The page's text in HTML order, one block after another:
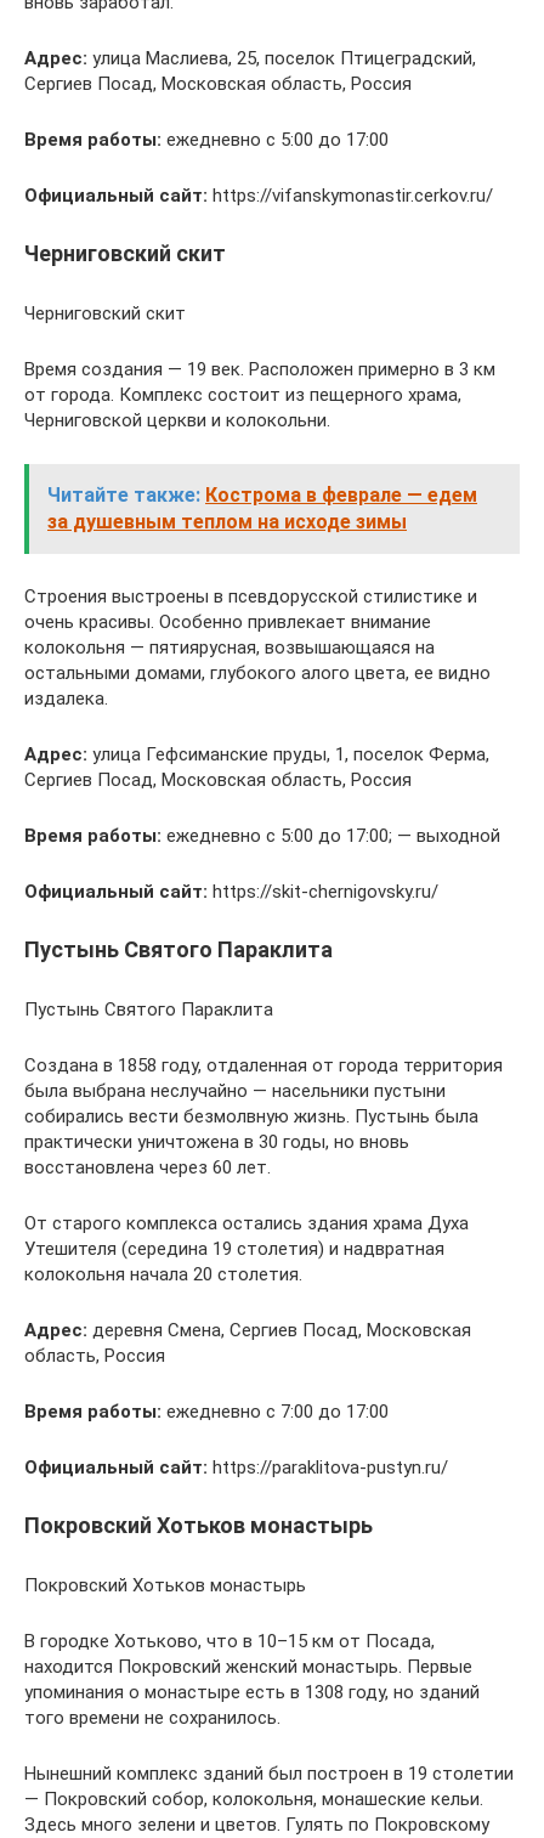
Адрес: улица Маслиева, 25, поселок Птицеградский,
Сергиев Посад, Московская область, Россия
Время работы: ежедневно с 5:00 до 17:00
Официальный сайт: https://vifanskymonastir.cerkov.ru/
Черниговский скит
Черниговский скит
Время создания — 19 век. Расположен примерно в 3 км
от города. Комплекс состоит из пещерного храма,
Черниговской церкви и колокольни.
Читайте также: Кострома в феврале — едем
за душевным теплом на исходе зимы
Строения выстроены в псевдорусской стилистике и
очень красивы. Особенно привлекает внимание
колокольня — пятиярусная, возвышающаяся на
остальными домами, глубокого алого цвета, ее видно
издалека.
Адрес: улица Гефсиманские пруды, 1, поселок Ферма,
Сергиев Посад, Московская область, Россия
Время работы: ежедневно с 5:00 до 17:00; — выходной
Официальный сайт: https://skit-chernigovsky.ru/
Пустынь Святого Параклита
Пустынь Святого Параклита
Создана в 1858 году, отдаленная от города территория
была выбрана неслучайно — насельники пустыни
собирались вести безмолвную жизнь. Пустынь была
практически уничтожена в 30 годы, но вновь
восстановлена через 60 лет.
От старого комплекса остались здания храма Духа
Утешителя (середина 19 столетия) и надвратная
колокольня начала 20 столетия.
Адрес: деревня Смена, Сергиев Посад, Московская
область, Россия
Время работы: ежедневно с 7:00 до 17:00
Официальный сайт: https://paraklitova-pustyn.ru/
Покровский Хотьков монастырь
Покровский Хотьков монастырь
В городке Хотьково, что в 10–15 км от Посада,
находится Покровский женский монастырь. Первые
упоминания о монастыре есть в 1308 году, но зданий
того времени не сохранилось.
Нынешний комплекс зданий был построен в 19 столетии
— Покровский собор, колокольня, монашеские кельи.
Здесь много зелени и цветов. Гулять по Покровскому